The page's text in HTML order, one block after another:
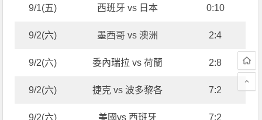
9/1(五) 西班牙 vs 日本 0:10
9/2(六) 墨西哥 vs 澳洲 2:4
9/2(六) 委內瑞拉 vs 荷蘭 2:8
9/2(六) 捷克 vs 波多黎各 7:2
9/2(六) 美國vs 西班牙 7:2